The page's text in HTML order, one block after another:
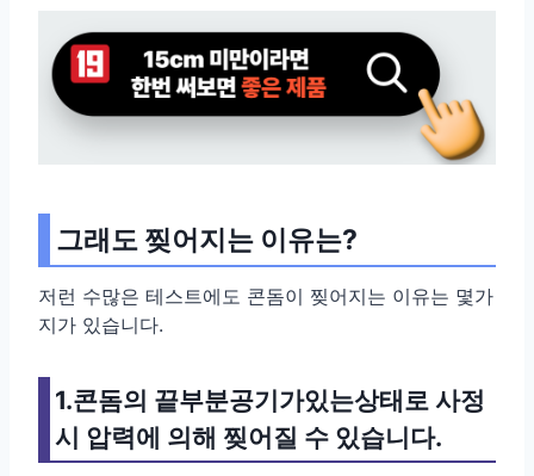
그래도 찢어지는 이유는?
저런 수많은 테스트에도 콘돔이 찢어지는 이유는 몇가
지가 있습니다.
1.콘돔의 끝부분공기가있는상태로 사정
시 압력에 의해 찢어질 수 있습니다.